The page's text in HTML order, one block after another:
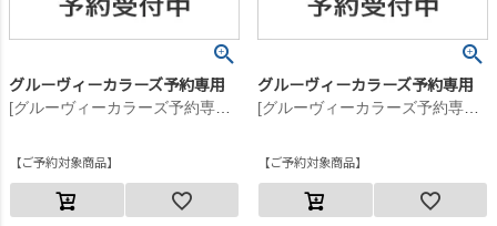
グルーヴィーカラーズ予約専用
[グルーヴィーカラーズ予約専用] テンジク GCS ポケット L/S TEE【8月入荷予定】 2BK黒
ご予約対象商品
グルーヴィーカラーズ予約専用
[グルーヴィーカラーズ予約専用] テンジク GCS ポケット L/S TEE【8月入荷予定】 1W白
ご予約対象商品